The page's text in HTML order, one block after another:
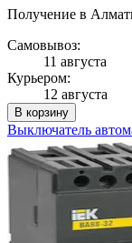
Получение в
Самовывоз:
11 августа
Курьером:
12 августа
В корзину
Выключатель